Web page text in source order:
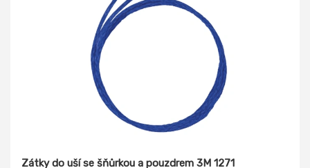
Zátky do uší se šňůrkou a pouzdrem 3M 1271